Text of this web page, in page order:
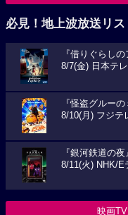
必見！地上波放送リス
『借りぐらし
8/7(金) 日本テ
『怪盗グルー
8/10(月) フジテ
『銀河鉄道の夜
8/11(火) NHK/E
映画